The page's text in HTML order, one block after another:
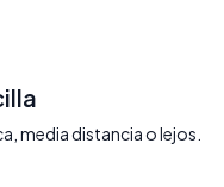
media distancia o lejos.